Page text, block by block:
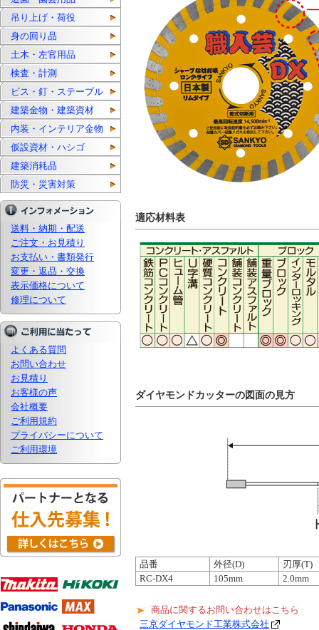
吊り上げ・荷役
身の回り品
土木・左官用品
検査・計測
ビス・釘・ステープル
建築金物・建築資材
内装・インテリア金物
仮設資材・ハシゴ
建築消耗品
防災・災害対策
送料・納期・配送
ご注文・お見積り
お支払い・書類発行
変更・返品・交換
表示価格について
修理について
よくある質問
お問い合わせ
お見積り
お客様の声
会社概要
ご利用規約
プライバシーについて
ご利用環境
適応材料表
ダイヤモンドカッターの図面の見方
品番 外径(D)
刃厚(T)
RC-DX4
105mm 2.0mm
商品に関するお問い合わせはこちら
三京ダイヤモンド工業株式会社